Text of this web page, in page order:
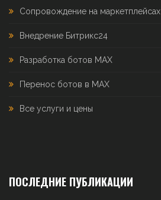
Сопровождение на маркетплейсах
Внедрение Битрикс24
Разработка ботов MAX
Перенос ботов в MAX
Все услуги и цены
ПОСЛЕДНИЕ ПУБЛИКАЦИИ